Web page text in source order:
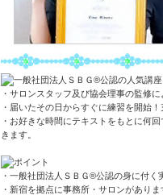
・サロンスタッフ及び協会理事の監修
・届いたその日からすぐに練習を開始
・お好きな時間にテキストをもとに何
きます。
・一般社団法人ＳＢＧ®公認の身に付く
・新宿を拠点に事務所・サロンがあり